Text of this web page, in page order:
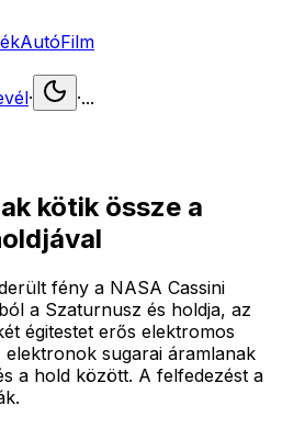
AutóFilm
· ·...
kötik össze a
fény a NASA Cassini
a Szaturnusz és holdja, az
égitestet erős elektromos
sugarai áramlanak
a hold között. A felfedezést a